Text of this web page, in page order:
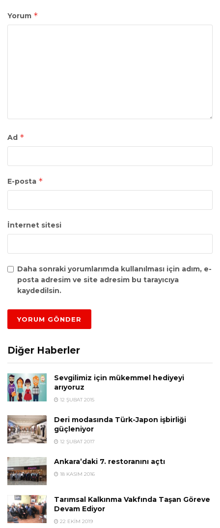
Yorum *
Ad *
E-posta *
İnternet sitesi
Daha sonraki yorumlarımda kullanılması için adım, e-
posta adresim ve site adresim bu tarayıcıya
kaydedilsin.
Diğer Haberler
Sevgilimiz için mükemmel hediyeyi
arıyoruz
12 ŞUBAT 2015
Deri modasında Türk-Japon işbirliği
güçleniyor
12 ŞUBAT 2017
Ankara’daki 7. restoranını açtı
18 KASIM 2016
Tarımsal Kalkınma Vakfında Taşan Göreve
Devam Ediyor
22 EKIM 2019